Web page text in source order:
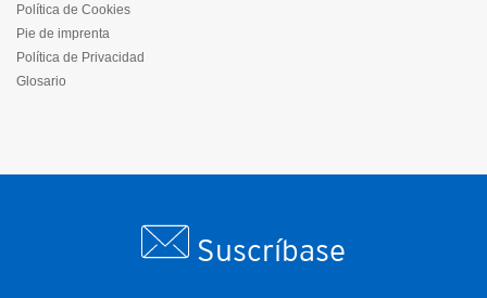
Política de Cookies
Pie de imprenta
Política de Privacidad
Glosario
Suscríbase